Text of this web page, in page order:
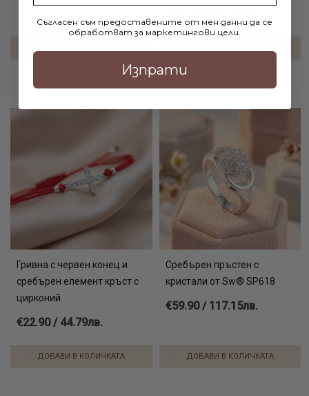
Гривна с червен конец и
сребърен елемент кръст с
цирконий
€22.90 / 44.79лв.
ДОБАВИ В КОЛИЧКАТА
Сребърен пръстен с
кристали от Sw® SP618
€59.90 / 117.15лв.
ДОБАВИ В КОЛИЧКАТА
Съгласен съм предоставените от мен данни да се
обработват за маркетингови цели.
Изпрати